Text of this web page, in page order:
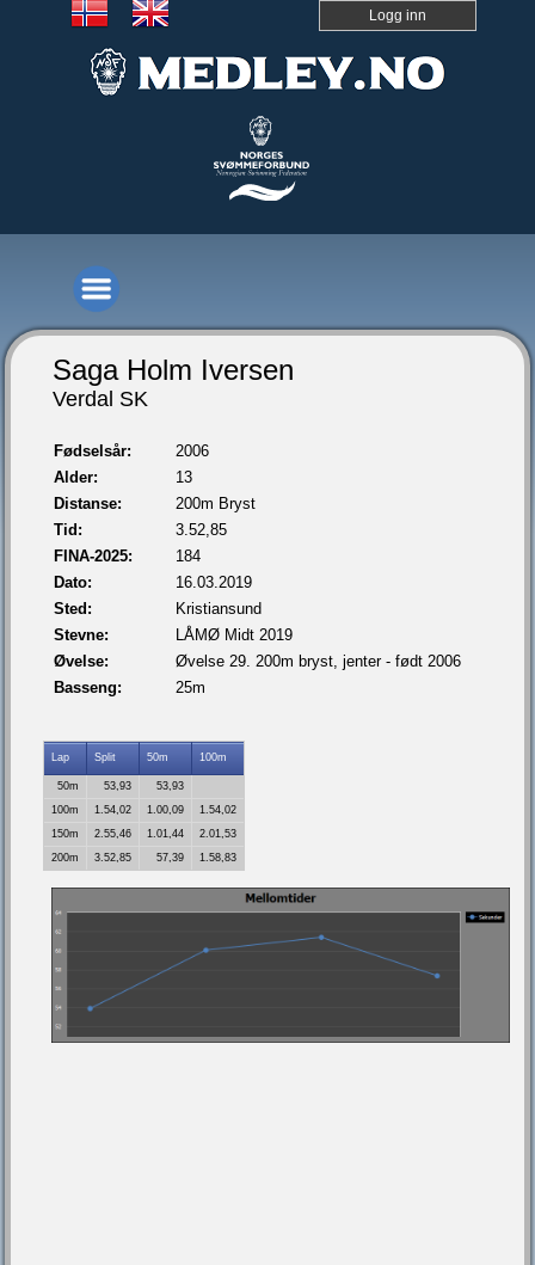
Logg inn
Saga Holm Iversen
Verdal SK
Fødselsår:
2006
Alder:
13
Distanse:
200m Bryst
Tid:
3.52,85
FINA-2025:
184
Dato:
16.03.2019
Sted:
Kristiansund
Stevne:
LÅMØ Midt 2019
Øvelse:
Øvelse 29. 200m bryst, jenter - født 2006
Basseng:
25m
Lap Split 50m 100m
50m 53,93
53,93
100m
1.54,02 1.00,09
1.54,02
150m
2.55,46 1.01,44
2.01,53
200m
3.52,85 57,39 1.58,83